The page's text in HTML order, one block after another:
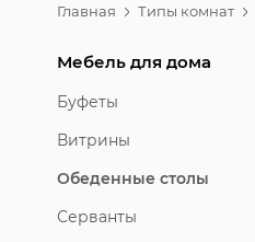
Главная Типы комнат
Мебель для дома
Буфеты
Витрины
Обеденные столы
Серванты